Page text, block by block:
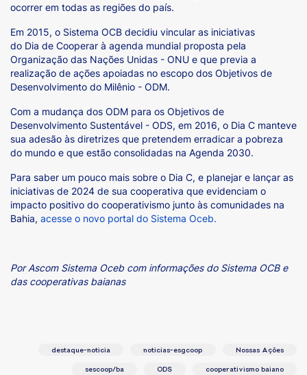
ocorrer em todas as regiões do país.
Em 2015, o Sistema OCB decidiu vincular as iniciativas
do Dia de Cooperar à agenda mundial proposta pela
Organização das Nações Unidas - ONU e que previa a
realização de ações apoiadas no escopo dos Objetivos de
Desenvolvimento do Milênio - ODM.
Com a mudança dos ODM para os Objetivos de
Desenvolvimento Sustentável - ODS, em 2016, o Dia C manteve
sua adesão às diretrizes que pretendem erradicar a pobreza
do mundo e que estão consolidadas na Agenda 2030.
Para saber um pouco mais sobre o Dia C, e planejar e lançar as
iniciativas de 2024 de sua cooperativa que evidenciam o
impacto positivo do cooperativismo junto às comunidades na
Bahia, acesse o novo portal do Sistema Oceb.
Por Ascom Sistema Oceb com informações do Sistema OCB e
das cooperativas baianas
destaque-noticia noticias-esgcoop Nossas Ações
sescoop/ba ODS cooperativismo baiano